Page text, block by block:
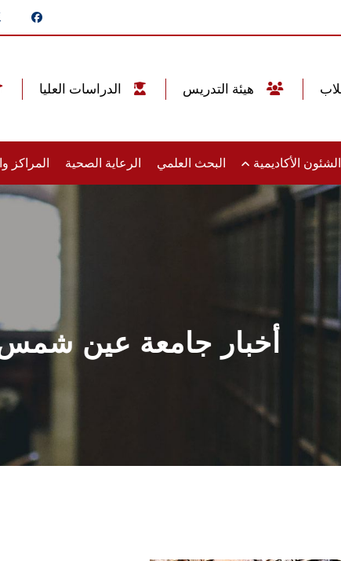
الشئون الأكاديمية البحث العلمي الرعاية الصحية المراكز
أخبار جامعة عين